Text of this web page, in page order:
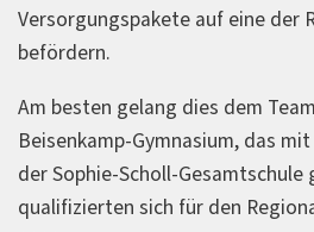
Versorgungspakete auf eine der
befördern.
Am besten gelang dies dem
Beisenkamp-Gymnasium, das
der Sophie-Scholl-Gesamtschule
qualifizierten sich für den